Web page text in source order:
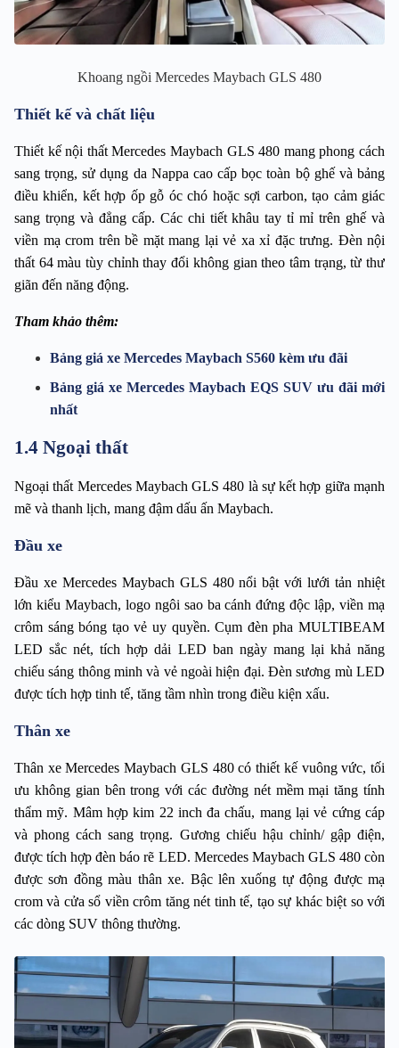
Khoang ngồi Mercedes Maybach GLS 480
Thiết kế và chất liệu
Thiết kế nội thất Mercedes Maybach GLS 480 mang phong cách
sang trọng, sử dụng da Nappa cao cấp bọc toàn bộ ghế và bảng
điều khiển, kết hợp ốp gỗ óc chó hoặc sợi carbon, tạo cảm giác
sang trọng và đẳng cấp. Các chi tiết khâu tay tỉ mỉ trên ghế và
viền mạ crom trên bề mặt mang lại vẻ xa xỉ đặc trưng. Đèn nội
thất 64 màu tùy chỉnh thay đổi không gian theo tâm trạng, từ thư
giãn đến năng động.
Tham khảo thêm:
Bảng giá xe Mercedes Maybach S560 kèm ưu đãi
Bảng giá xe Mercedes Maybach EQS SUV ưu đãi mới
nhất
1.4 Ngoại thất
Ngoại thất Mercedes Maybach GLS 480 là sự kết hợp giữa mạnh
mẽ và thanh lịch, mang đậm dấu ấn Maybach.
Đầu xe
Đầu xe Mercedes Maybach GLS 480 nổi bật với lưới tản nhiệt
lớn kiểu Maybach, logo ngôi sao ba cánh đứng độc lập, viền mạ
crôm sáng bóng tạo vẻ uy quyền. Cụm đèn pha MULTIBEAM
LED sắc nét, tích hợp dải LED ban ngày mang lại khả năng
chiếu sáng thông minh và vẻ ngoài hiện đại. Đèn sương mù LED
được tích hợp tinh tế, tăng tầm nhìn trong điều kiện xấu.
Thân xe
Thân xe Mercedes Maybach GLS 480 có thiết kế vuông vức, tối
ưu không gian bên trong với các đường nét mềm mại tăng tính
thẩm mỹ. Mâm hợp kim 22 inch đa chấu, mang lại vẻ cứng cáp
và phong cách sang trọng. Gương chiếu hậu chỉnh/ gập điện,
được tích hợp đèn báo rẽ LED. Mercedes Maybach GLS 480 còn
được sơn đồng màu thân xe. Bậc lên xuống tự động được mạ
crom và cửa sổ viền crôm tăng nét tinh tế, tạo sự khác biệt so với
các dòng SUV thông thường.